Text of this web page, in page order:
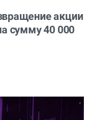
акции
сумму 40 000